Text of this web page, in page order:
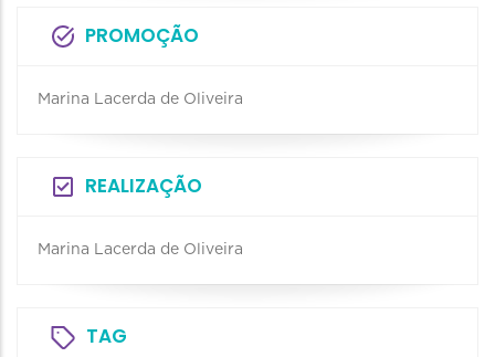
PROMOÇÃO
Marina Lacerda de Oliveira
REALIZAÇÃO
Marina Lacerda de Oliveira
TAG